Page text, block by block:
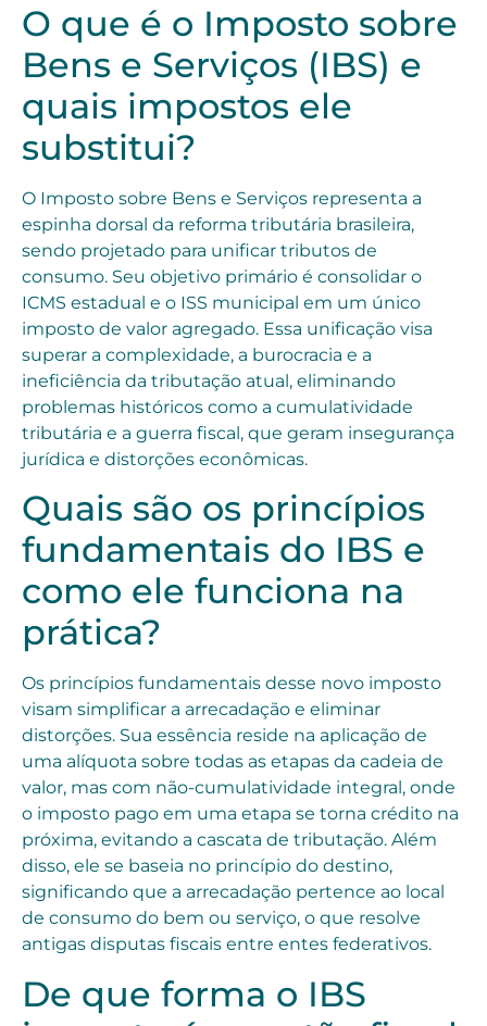
O que é o Imposto sobre
Bens e Serviços (IBS) e
quais impostos ele
substitui?
O Imposto sobre Bens e Serviços representa a
espinha dorsal da reforma tributária brasileira,
sendo projetado para unificar tributos de
consumo. Seu objetivo primário é consolidar o
ICMS estadual e o ISS municipal em um único
imposto de valor agregado. Essa unificação visa
superar a complexidade, a burocracia e a
ineficiência da tributação atual, eliminando
problemas históricos como a cumulatividade
tributária e a guerra fiscal, que geram insegurança
jurídica e distorções econômicas.
Quais são os princípios
fundamentais do IBS e
como ele funciona na
prática?
Os princípios fundamentais desse novo imposto
visam simplificar a arrecadação e eliminar
distorções. Sua essência reside na aplicação de
uma alíquota sobre todas as etapas da cadeia de
valor, mas com não-cumulatividade integral, onde
o imposto pago em uma etapa se torna crédito na
próxima, evitando a cascata de tributação. Além
disso, ele se baseia no princípio do destino,
significando que a arrecadação pertence ao local
de consumo do bem ou serviço, o que resolve
antigas disputas fiscais entre entes federativos.
De que forma o IBS